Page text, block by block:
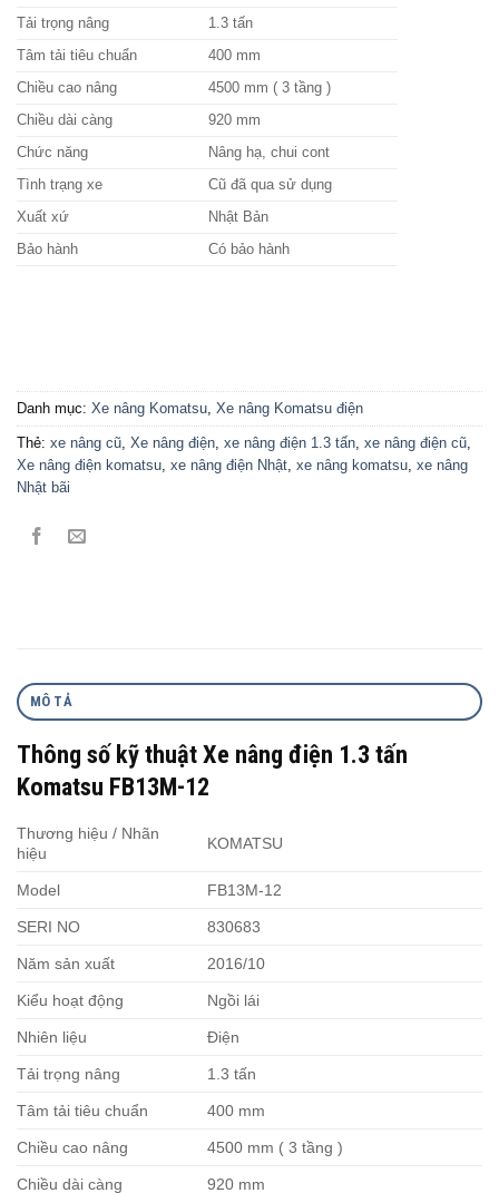
Tải trọng nâng
1.3 tấn
Tâm tải tiêu chuẩn
400 mm
Chiều cao nâng
4500 mm ( 3 tầng )
Chiều dài càng
920 mm
Chức năng
Nâng hạ, chui cont
Tình trạng xe
Cũ đã qua sử dụng
Xuất xứ
Nhật Bản
Bảo hành
Có bảo hành
Danh mục: Xe nâng Komatsu, Xe nâng Komatsu điện
Thẻ: xe nâng cũ, Xe nâng điện, xe nâng điện 1.3 tấn, xe nâng điện cũ,
Xe nâng điện komatsu, xe nâng điện Nhật, xe nâng komatsu, xe nâng
Nhật bãi
MÔ TẢ
Thông số kỹ thuật Xe nâng điện 1.3 tấn
Komatsu FB13M-12
Thương hiệu / Nhãn
hiệu
KOMATSU
Model FB13M-12
SERI NO 830683
Năm sản xuất 2016/10
Kiểu hoạt động Ngồi lái
Nhiên liệu Điện
Tải trọng nâng 1.3 tấn
Tâm tải tiêu chuẩn 400 mm
Chiều cao nâng 4500 mm ( 3 tầng )
Chiều dài càng 920 mm